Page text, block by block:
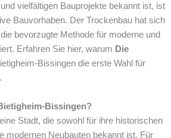
vielfältigen Bauprojekte bekannt ist, ist
Bauvorhaben. Der Trockenbau hat sich
bevorzugte Methode für moderne und
Erfahren Sie hier, warum Die
Bissingen die erste Wahl für
Bissingen?
Stadt, die sowohl für ihre historischen
modernen Neubauten bekannt ist. Für